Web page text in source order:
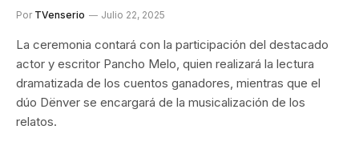
Por TVenserio Julio 22, 2025
La ceremonia contará con la participación del destacado
actor y escritor Pancho Melo, quien realizará la lectura
dramatizada de los cuentos ganadores, mientras que el
dúo Dënver se encargará de la musicalización de los
relatos.